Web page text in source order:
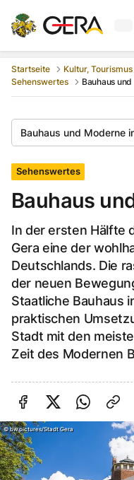
Startseite Kultur,
Sehenswertes
Bauhaus
Bauhaus und Moderne
Sehenswertes
Bauhaus
In der ersten Hälfte
Gera eine der
Deutschlands. Die
der neuen
Staatliche Bauhaus
praktischen
Stadt mit den
Zeit des Modernen
Auf Facebook
Auf
©bw.pictures/Stadt Gera